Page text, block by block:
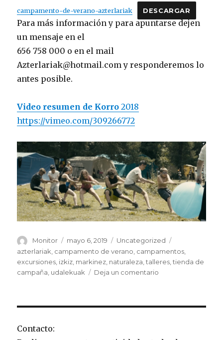
campamento-de-verano-azterlariak DESCARGAR
Para más información y para apuntarse dejen
un mensaje en el
656 758 000 o en el mail
Azterlariak@hotmail.com y responderemos lo
antes posible.
Video resumen de Korro 2018
https://vimeo.com/309266772
Autor
Monitor
Publicado
el
mayo 6, 2019 Categorías
Uncategorized
azterlariak campamento de verano campamentos
excursiones izkiz markinez naturaleza ,talleres ,tienda de
campaña udalekuak Deja un comentario
Contacto: